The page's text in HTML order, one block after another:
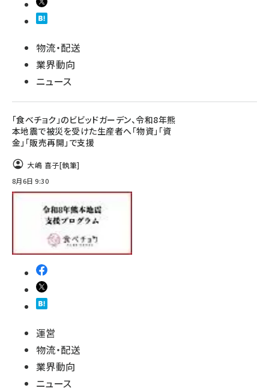
物流・配送
業界動向
ニュース
「食べチョク」のビビッドガーデン、令和8年熊
本地震で被災を受けた生産者へ「物資」「資
金」「販売再開」で支援
大嶋 喜子[執筆]
8月6日 9:30
運営
物流・配送
業界動向
ニュース